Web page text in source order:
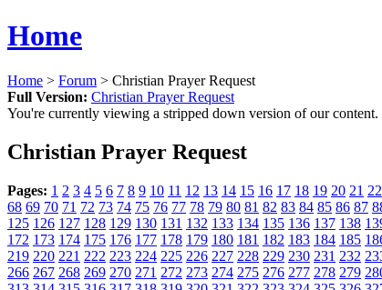
Home
Home > Forum > Christian Prayer Request
Full Version: Christian Prayer Request
You're currently viewing a stripped down version of our content.
Christian Prayer Request
Pages: 1 2 3 4 5 6 7 8 9 10 11 12 13 14 15 16 17 18 19 20 21 22
68 69 70 71 72 73 74 75 76 77 78 79 80 81 82 83 84 85 86 87
125 126 127 128 129 130 131 132 133 134 135 136 137 138
172 173 174 175 176 177 178 179 180 181 182 183 184 185
219 220 221 222 223 224 225 226 227 228 229 230 231 232
266 267 268 269 270 271 272 273 274 275 276 277 278 279